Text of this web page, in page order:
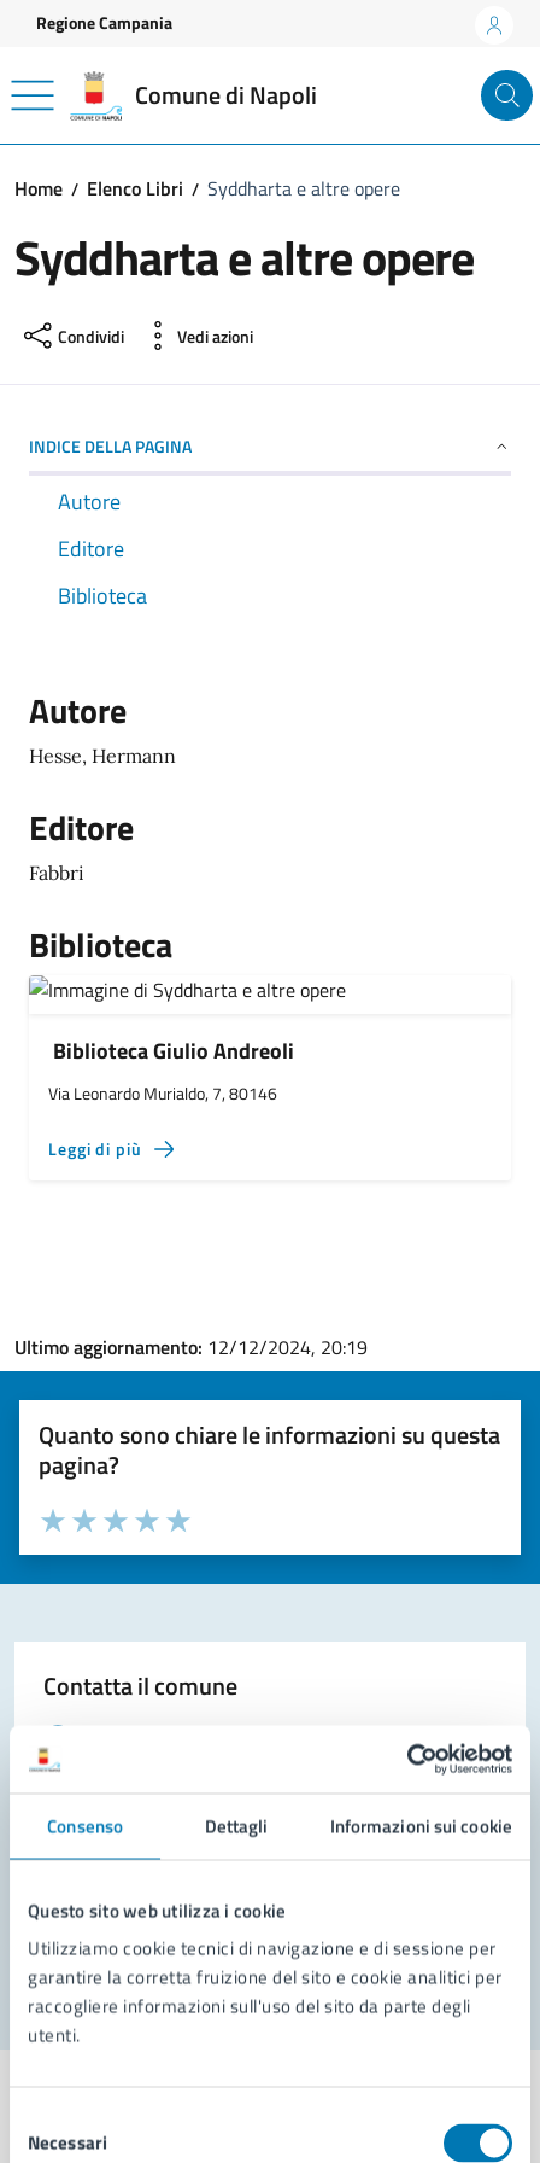
Consenso Dettagli Informazioni sui cookie
Questo sito web utilizza i cookie
Utilizziamo cookie tecnici di navigazione e di sessione per
garantire la corretta fruizione del sito e cookie analitici per
raccogliere informazioni sull'uso del sito da parte degli
utenti.
delNecessari
Vai ai contenuti
Vai al footer
Regione Campania
Comune di Napoli
Home Elenco Libri Syddharta e altre opere
Syddharta e altre opere
Condividi Vedi azioni
INDICE DELLA PAGINA
Autore
Editore
Biblioteca
Autore
Hesse, Hermann
Editore
Fabbri
Biblioteca
Biblioteca Giulio Andreoli
Via Leonardo Murialdo, 7, 80146
Leggi di più
Ultimo aggiornamento: 12/12/2024, 20:19
Quanto sono chiare le informazioni su questa
pagina?
Valuta la chiarezza delle informazioni (da 1 a 5 stelle)
Seleziona il numero di stelle per valutare la chiarezza delle
Valuta 5 stelle su 5
Valuta 4 stelle su 5
Valuta 3 stelle su 5
Valuta 2 stelle su 5
Valuta 1 stelle su 5
Contatta il comune
Prenota appuntamento
Problemi in città
Segnala disservizio